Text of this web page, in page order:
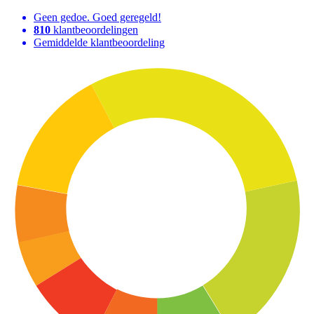
Geen gedoe. Goed geregeld!
810 klantbeoordelingen
Gemiddelde klantbeoordeling